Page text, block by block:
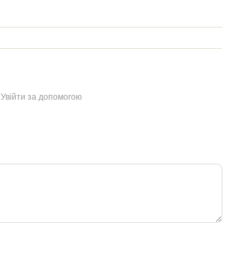
Увійти за допомогою